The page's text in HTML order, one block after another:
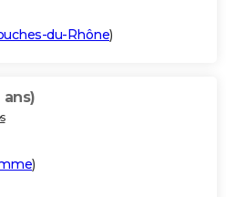
du-Rhône)
ans)
)